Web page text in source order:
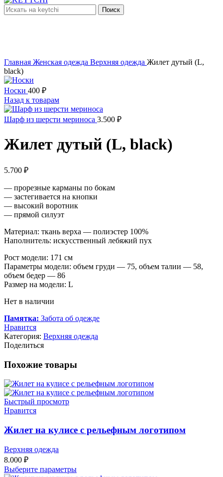
Поиск
Главная Женская одежда Верхняя одежда Жилет дутый (L,
black)
Носки 400 ₽
Назад к товарам
Шарф из шерсти мериноса 3.500 ₽
Жилет дутый (L, black)
5.700 ₽
— прорезные карманы по бокам
— застегивается на кнопки
— высокий воротник
— прямой силуэт
Материал: ткань верха — полиэстер 100%
Наполнитель: искусственный лебяжий пух
Рост модели: 171 см
Параметры модели: объем груди — 75, объем талии — 58,
объем бедер — 86
Размер на модели: L
Нет в наличии
Памятка: Забота об одежде
Нравится
Категория: Верхняя одежда
Поделиться
Похожие товары
Быстрый просмотр
Нравится
Жилет на кулисе с рельефным логотипом
Верхняя одежда
8.000 ₽
Выберите параметры